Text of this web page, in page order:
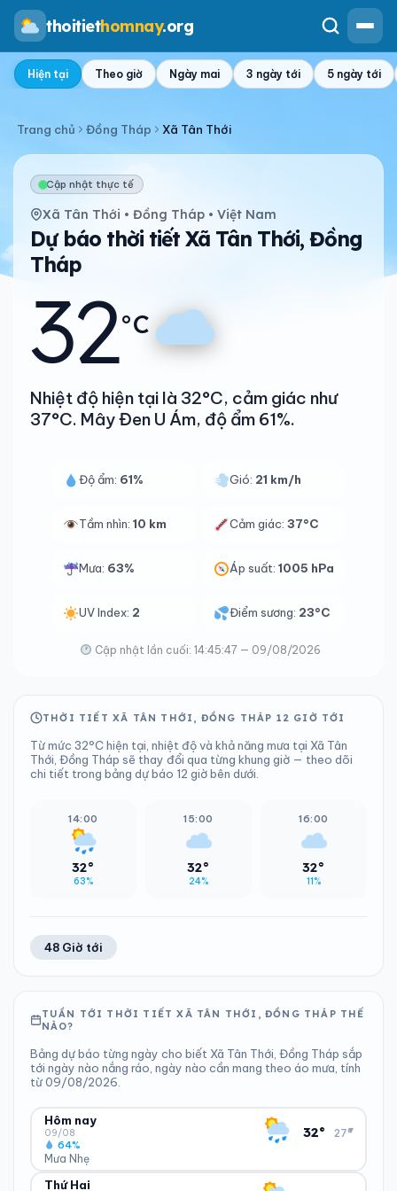
thoitiethomnay.org
Hiện tại Theo giờ Ngày mai 3 ngày tới 5 ngày tới
Trang chủ Đồng Tháp Xã Tân Thới
Cập nhật thực tế
Xã Tân Thới • Đồng Tháp • Việt Nam
Dự báo thời tiết Xã Tân Thới, Đồng
Tháp
32°C
Nhiệt độ hiện tại là 32°C, cảm giác như
37°C. Mây Đen U Ám, độ ẩm 61%.
Độ ẩm: 61% Gió: 21 km/h
Tầm nhìn: 10 km Cảm giác:37°C
Mưa: 63% Áp suất:1005 hPa
UV Index: 2 Điểm sương: 23°C
Cập nhật lần cuối: 14:45:47 — 09/08/2026
THỜI TIẾT XÃ TÂN THỚI, ĐỒNG THÁP 12 GIỜ TỚI
Từ mức 32°C hiện tại, nhiệt độ và khả năng mưa tại Xã Tân
Thới, Đồng Tháp sẽ thay đổi qua từng khung giờ — theo dõi
chi tiết trong bảng dự báo 12 giờ bên dưới.
14:00
32°
63%
15:00
32°
24%
16:00
32°
11%
48 Giờ tới
TUẦN TỚI THỜI TIẾT XÃ TÂN THỚI, ĐỒNG THÁP THẾ
NÀO?
Bảng dự báo từng ngày cho biết Xã Tân Thới, Đồng Tháp sắp
tới ngày nào nắng ráo, ngày nào cần mang theo áo mưa, tính
từ 09/08/2026.
Hôm nay
09/08
Mưa Nhẹ
64%
32° 27°
▾
ĐỘ ẨM
Thứ Hai